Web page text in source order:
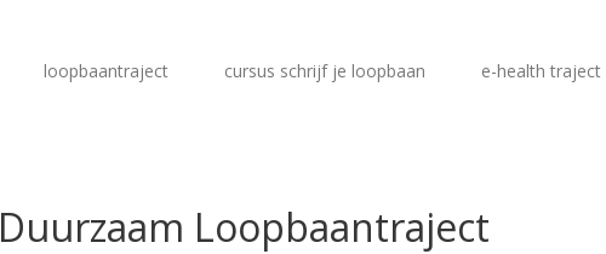
loopbaantraject cursus schrijf je loopbaan e-health traject
Duurzaam Loopbaantraject